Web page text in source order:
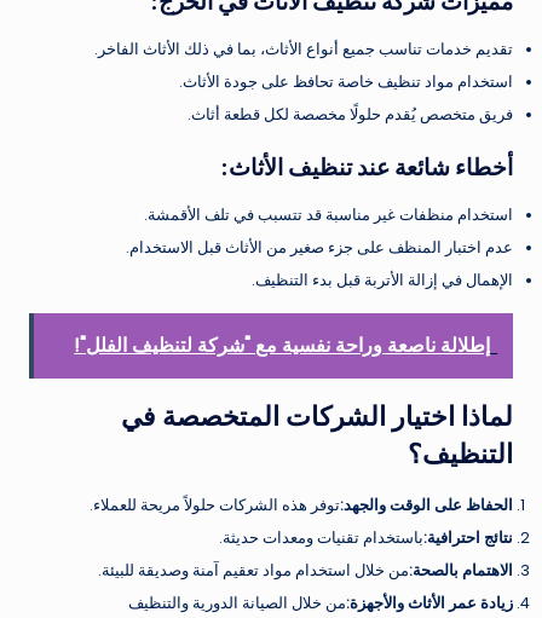
تقديم خدمات تناسب جميع أنواع الأثاث، بما في ذلك الأثاث الفاخر.
استخدام مواد تنظيف خاصة تحافظ على جودة الأثاث.
فريق متخصص يُقدم حلولًا مخصصة لكل قطعة أثاث.
أخطاء شائعة عند تنظيف الأثاث:
استخدام منظفات غير مناسبة قد تتسبب في تلف الأقمشة.
عدم اختبار المنظف على جزء صغير من الأثاث قبل الاستخدام.
الإهمال في إزالة الأتربة قبل بدء التنظيف.
إطلالة ناصعة وراحة نفسية مع "شركة لتنظيف الفلل"!
لماذا اختيار الشركات المتخصصة في
التنظيف؟
الحفاظ على الوقت والجهد:توفر هذه الشركات حلولاً مريحة للعملاء.
نتائج احترافية:باستخدام تقنيات ومعدات حديثة.
الاهتمام بالصحة:من خلال استخدام مواد تعقيم آمنة وصديقة للبيئة.
زيادة عمر الأثاث والأجهزة:من خلال الصيانة الدورية والتنظيف